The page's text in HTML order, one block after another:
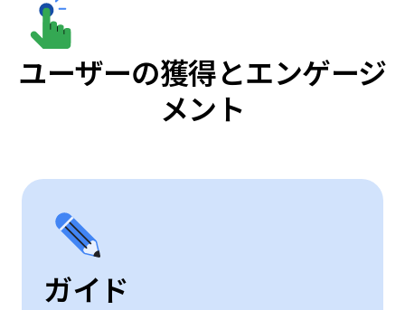
ユーザーの獲得とエンゲージ
メント
ガイド